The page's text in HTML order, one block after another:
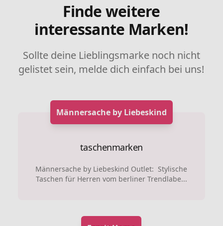
Finde weitere
interessante Marken!
Sollte deine Lieblingsmarke noch nicht
gelistet sein, melde dich einfach bei uns!
Männersache by Liebeskind
taschenmarken
Männersache by Liebeskind Outlet: Stylische
Taschen für Herren vom berliner Trendlabe...